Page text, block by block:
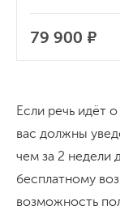
79 900 ₽
Если речь идёт
вас должны
чем за 2 недели
бесплатному
возможность